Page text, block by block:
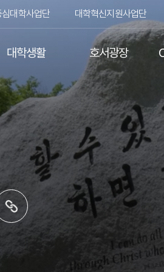
심대학사업단 대학혁신지원사업단
대학생활 호서광장